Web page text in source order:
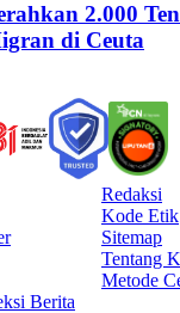
2.000
di Ceuta
Redaksi
Kode Etik
Sitemap
Tentang
Metode
Berita